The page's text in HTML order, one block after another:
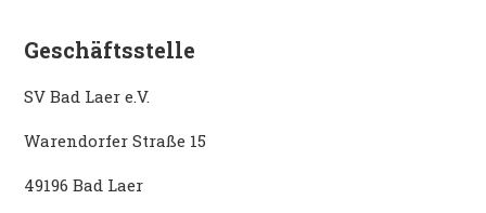
Geschäftsstelle
SV Bad Laer e.V.
Warendorfer Straße 15
49196 Bad Laer